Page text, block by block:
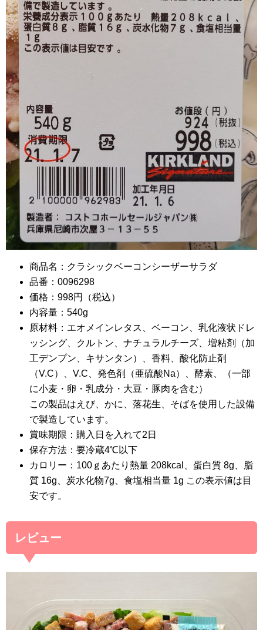
商品名：クラシックベーコンシーザーサラダ
品番：0096298
価格：998円（税込）
内容量：540g
原材料：エオメインレタス、ベーコン、乳化液状ドレ
ッシング、クルトン、ナチュラルチーズ、増粘剤（加
工デンプン、キサンタン）、香料、酸化防止剤
（V.C）、V.C、発色剤（亜硫酸Na）、酵素、（一部
に小麦・卵・乳成分・大豆・豚肉を含む）
この製品はえび、かに、落花生、そばを使用した設備
で製造しています。
賞味期限：購入日を入れて2日
保存方法：要冷蔵4℃以下
カロリー：100ｇあたり熱量 208kcal、蛋白質 8g、脂
質 16g、炭水化物7g、食塩相当量 1g この表示値は目
安です。
レビュー